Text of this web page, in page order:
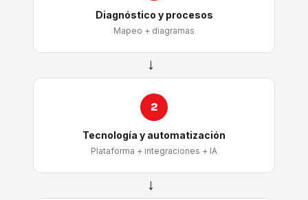
Diagnóstico y procesos
Mapeo + diagramas
→
2
Tecnología y automatización
Plataforma + integraciones + IA
→